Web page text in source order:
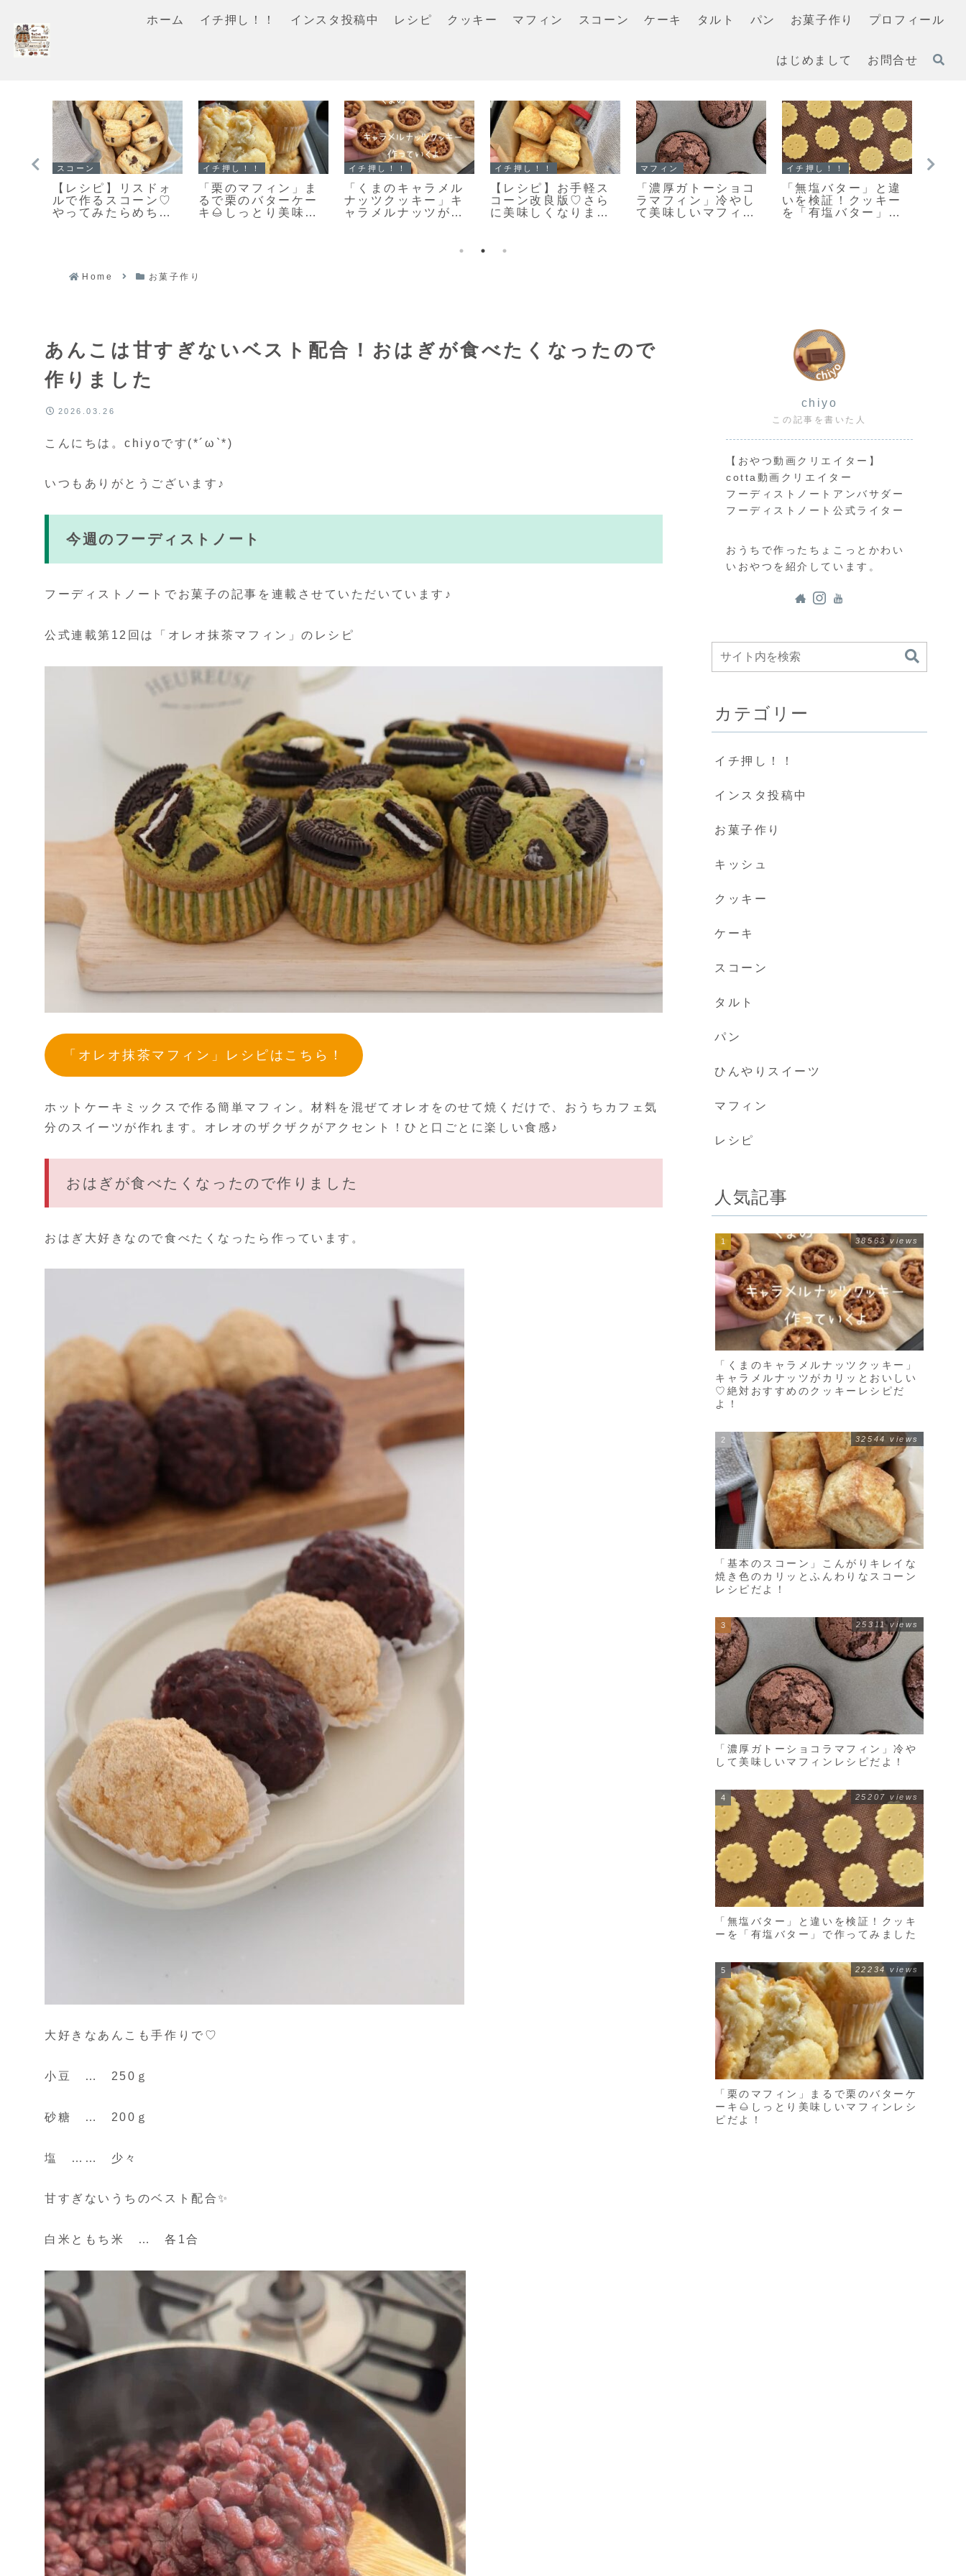
ホーム イチ押し！！ インスタ投稿中 レシピ クッキー マフィン スコーン ケーキ タルト パン お菓子作り プロフィール
はじめまして お問合せ
スコーン
「スコーンの朝ごは
んだ♪」カリッとふん
わりとっても美味し
スコーン
【レシピ】お手軽ス
コーン♡うちにある
材料ですぐ出来る♡
イチ押し！！
「基本のスコーン」
こんがりキレイな焼
き色のカリッとふん
マフィン
すぐに作れる♥食べら
れる♥濃厚ガトーショ
コラマフィン作りま
クッキー
「何枚食べてい
い？」うちの大人気
おやつ♡栗原はるみ
クッキー
「おやつ何がい
い？」あっという間
になくなります♡栗
スコー
Home お菓子作り
あんこは甘すぎないベスト配合！おはぎが食べたくなったので
作りました
2026.03.26
こんにちは。chiyoです(*´ω`*)
いつもありがとうございます♪
今週のフーディストノート
フーディストノートでお菓子の記事を連載させていただいています♪
公式連載第12回は「オレオ抹茶マフィン」のレシピ
「オレオ抹茶マフィン」レシピはこちら！
ホットケーキミックスで作る簡単マフィン。材料を混ぜてオレオをのせて焼くだけで、おうちカフェ気
分のスイーツが作れます。オレオのザクザクがアクセント！ひと口ごとに楽しい食感♪
おはぎが食べたくなったので作りました
おはぎ大好きなので食べたくなったら作っています。
大好きなあんこも手作りで♡
小豆 … 250ｇ
砂糖 … 200ｇ
塩 …… 少々
甘すぎないうちのベスト配合✨
白米ともち米 … 各1合
chiyo
この記事を書いた人
【おやつ動画クリエイター】
cotta動画クリエイター
フーディストノートアンバサダー
フーディストノート公式ライター
おうちで作ったちょこっとかわい
いおやつを紹介しています。
カテゴリー
イチ押し！！
インスタ投稿中
お菓子作り
キッシュ
クッキー
ケーキ
スコーン
タルト
パン
ひんやりスイーツ
マフィン
レシピ
人気記事
「くまのキャラメルナッツクッキー」
キャラメルナッツがカリッとおいしい
♡絶対おすすめのクッキーレシピだ
よ！
38563 views
「基本のスコーン」こんがりキレイな
焼き色のカリッとふんわりなスコーン
レシピだよ！
32544 views
「濃厚ガトーショコラマフィン」冷や
して美味しいマフィンレシピだよ！
25311 views
「無塩バター」と違いを検証！クッキ
ーを「有塩バター」で作ってみました
25207 views
「栗のマフィン」まるで栗のバターケ
ーキ🌰しっとり美味しいマフィンレシ
ピだよ！
22234 views